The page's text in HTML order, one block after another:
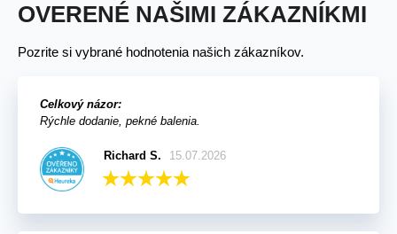
OVERENÉ NAŠIMI ZÁKAZNÍKMI
Pozrite si vybrané hodnotenia našich zákazníkov.
Celkový názor:
Rýchle dodanie, pekné balenia.
Richard S. 15.07.2026